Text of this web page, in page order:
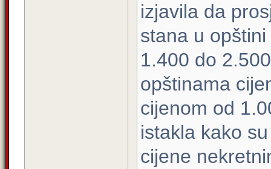
izjavila da
stana u
1.400 do
opštinama
cijenom od
istakla kako
cijene